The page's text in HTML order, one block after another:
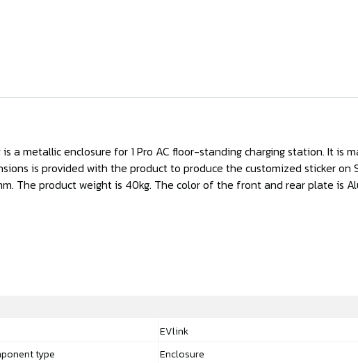
a metallic enclosure for 1 Pro AC floor-standing charging station. It is
is provided with the product to produce the customized sticker on
The product weight is 40kg. The color of the front and rear plate is
EVlink
type
Enclosure